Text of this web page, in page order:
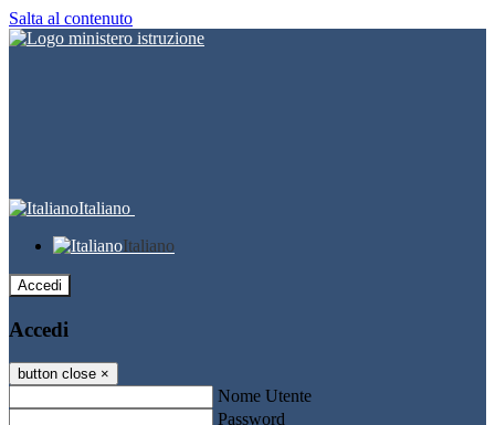
Salta al contenuto
Italiano
Italiano
Accedi
Accedi
button close ×
Nome Utente
Password